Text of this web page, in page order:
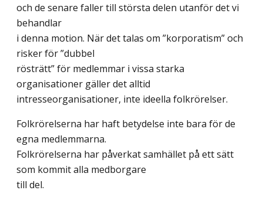
och de senare faller till största delen utanför det vi
behandlar
i denna motion. När det talas om ”korporatism” och
risker för ”dubbel
rösträtt” för medlemmar i vissa starka
organisationer gäller det alltid
intresseorganisationer, inte ideella folkrörelser.
Folkrörelserna har haft betydelse inte bara för de
egna medlemmarna.
Folkrörelserna har påverkat samhället på ett sätt
som kommit alla medborgare
till del.